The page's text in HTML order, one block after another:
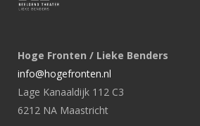
Hoge Fronten / Lieke Benders
info@hogefronten.nl
Lage Kanaaldijk 112 C3
6212 NA Maastricht